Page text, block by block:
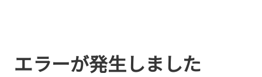
エラーが発生しました